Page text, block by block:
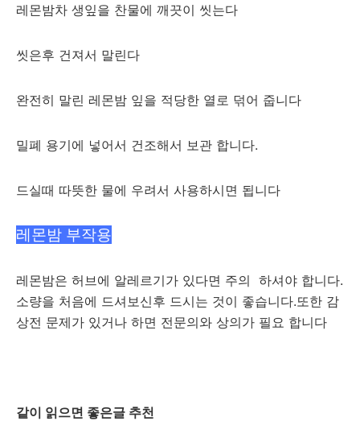
레몬밤차 생잎을 찬물에 깨끗이 씻는다
씻은후 건져서 말린다
완전히 말린 레몬밤 잎을 적당한 열로 덖어 줍니다
밀폐 용기에 넣어서 건조해서 보관 합니다.
드실때 따뜻한 물에 우려서 사용하시면 됩니다
레몬밤 부작용
레몬밤은 허브에 알레르기가 있다면 주의 하셔야 합니다.
소량을 처음에 드셔보신후 드시는 것이 좋습니다.또한 감
상전 문제가 있거나 하면 전문의와 상의가 필요 합니다
같이 읽으면 좋은글 추천